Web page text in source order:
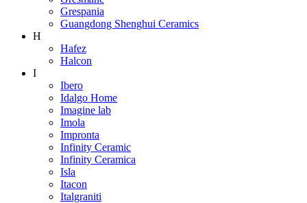
Grespania
Guangdong Shenghui Ceramics
H
Hafez
Halcon
I
Ibero
Idalgo Home
Imagine lab
Imola
Impronta
Infinity Ceramic
Infinity Ceramica
Isla
Itacon
Italgraniti